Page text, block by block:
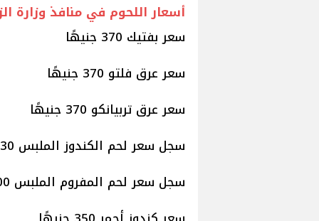
أسعار اللحوم في منافذ وزارة
سعر بفتيك 370 جنيهًا
سعر عرق فلتو 370 جنيهًا
سعر عرق تربيانكو 370 جنيهًا
سجل سعر لحم الكندوز الملبس 330 جنيهًا
سجل سعر لحم المفروم الملبس 300 جنيه